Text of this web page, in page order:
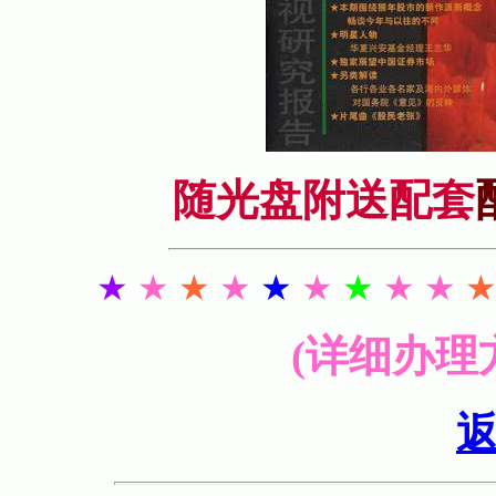
随光盘附送配套
★ ★ ★ ★ ★ ★ ★ ★ ★ ★
(详细办理